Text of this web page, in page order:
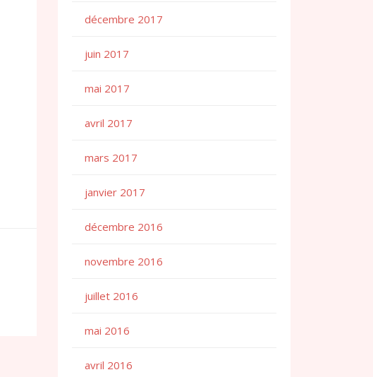
décembre 2017
juin 2017
mai 2017
avril 2017
mars 2017
janvier 2017
décembre 2016
novembre 2016
juillet 2016
mai 2016
avril 2016